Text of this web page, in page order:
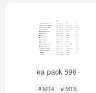
ea pack 596 -
# MT4 # MT5